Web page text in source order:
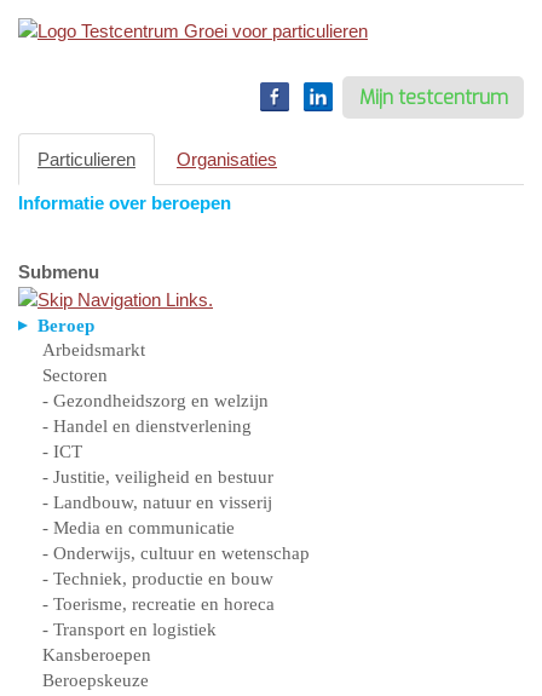
Mijn testcentrum
Particulieren Organisaties
Informatie over beroepen
Submenu
Beroep
Arbeidsmarkt
Sectoren
- Gezondheidszorg en welzijn
- Handel en dienstverlening
- ICT
- Justitie, veiligheid en bestuur
- Landbouw, natuur en visserij
- Media en communicatie
- Onderwijs, cultuur en wetenschap
- Techniek, productie en bouw
- Toerisme, recreatie en horeca
- Transport en logistiek
Kansberoepen
Beroepskeuze